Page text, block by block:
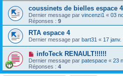
coussinets de bielles espace
Dernier message par vincenzi1 « 03
Réponses : 9
RTA espace 4
Dernier message par bart31 « 17
infoTeck RENAULT!!!!!!
Dernier message par patespace « 23
Réponses : 4